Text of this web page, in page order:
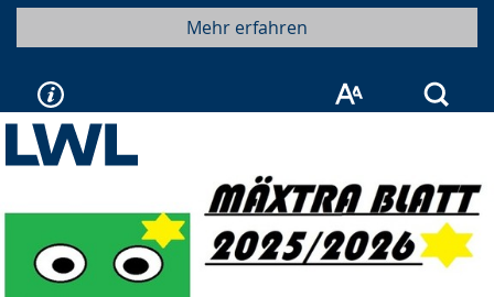
Mehr erfahren